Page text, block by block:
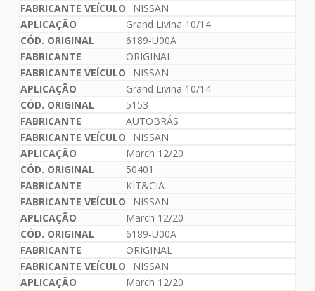
NISSAN
Grand Livina 10/14
6189-U00A
ORIGINAL
NISSAN
Grand Livina 10/14
5153
AUTOBRÁS
NISSAN
March 12/20
50401
KIT&CIA
NISSAN
March 12/20
6189-U00A
ORIGINAL
NISSAN
March 12/20